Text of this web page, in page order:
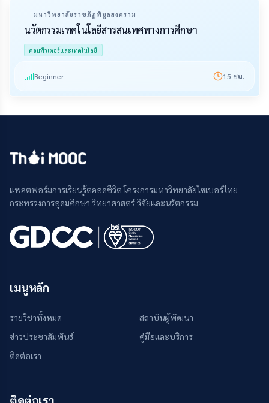
มหาวิทยาลัยราชภัฏพิบูลสงคราม
นวัตกรรมเทคโนโลยีสารสนเทศทางการศึกษา
คอมพิวเตอร์และเทคโนโลยี
Beginner 15 ชม.
แพลตฟอร์มการเรียนรู้ตลอดชีวิต โครงการมหาวิทยาลัยไซเบอร์ไทย
กระทรวงการอุดมศึกษา วิทยาศาสตร์ วิจัยและนวัตกรรม
เมนูหลัก
รายวิชาทั้งหมด
สถาบันผู้พัฒนา
ข่าวประชาสัมพันธ์
คู่มือและบริการ
ติดต่อเรา
ติดต่อเรา